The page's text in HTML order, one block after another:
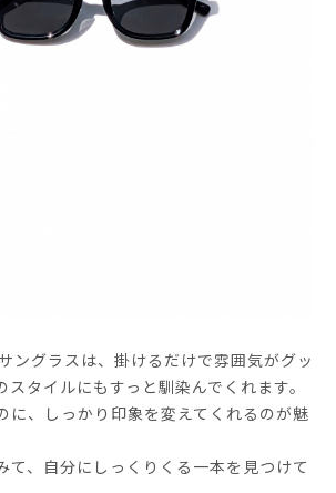
ングラスは、掛けるだけで雰囲気がグッ
スタイルにもすっと馴染んでくれます。
に、しっかり印象を変えてくれるのが魅
て、自分にしっくりくる一本を見つけて